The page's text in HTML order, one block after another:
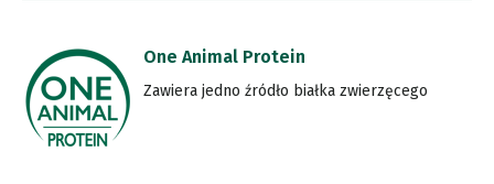
One Animal Protein
Zawiera jedno źródło białka zwierzęcego